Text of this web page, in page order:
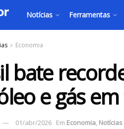
Notícias Ferramentas
Economia
bate
e gás
01/abr/2026 Em Economia, Notícias